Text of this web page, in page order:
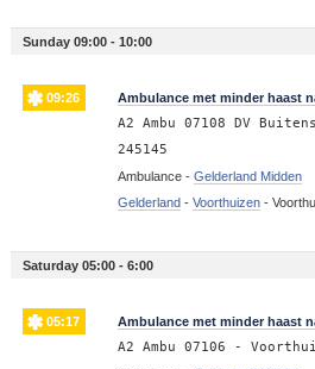
Sunday 09:00 - 10:00
09:26 Ambulance met minder haast
A2 Ambu 07108 DV
245145
Ambulance - Gelderland Midden
Gelderland- Voorthuizen-
Saturday 05:00 - 6:00
05:17 Ambulance met minder haast
A2 Ambu 07106 -